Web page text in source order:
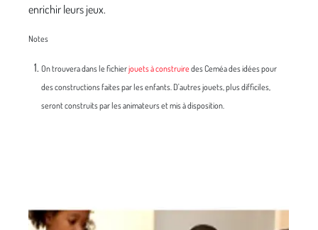
enrichir leurs jeux.
Notes
On trouvera dans le fichierjouets à construire des Ceméa des idées pour
des constructions faites par les enfants. D'autres jouets, plus difficiles,
seront construits par les animateurs et mis à disposition.